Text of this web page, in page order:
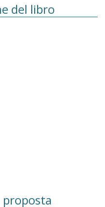
del libro
proposta